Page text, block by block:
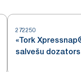
272250
«Tork
salvešu dozators